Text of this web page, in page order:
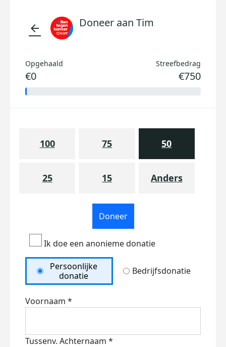
arrow_back Doneer aan Tim
Opgehaald
€0
Streefbedrag
€750
100 75 50
25 15 Anders
Doneer
Ik doe een anonieme donatie
Persoonlijke
donatie
Bedrijfsdonatie
Voornaam *
Tussenv. Achternaam *